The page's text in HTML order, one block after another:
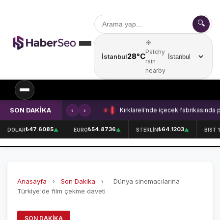
🔍
İstanbul28°C
☀️
Patchy
rain
nearby
Şehir seçin
SPOR
SPOR HABERLERİ
FENERBAHÇE
SON DAKİKA ‹ › Kırklareli'nde içecek fabrikasında
DOLAR₺47.6085▲ EURO₺54.8736▲ STERLİN₺64.1203▲ BIST
Anasayfa › Son Dakika ›
Dünya sinemacılarına
Türkiye'de film çekme daveti
SON DAKIKA